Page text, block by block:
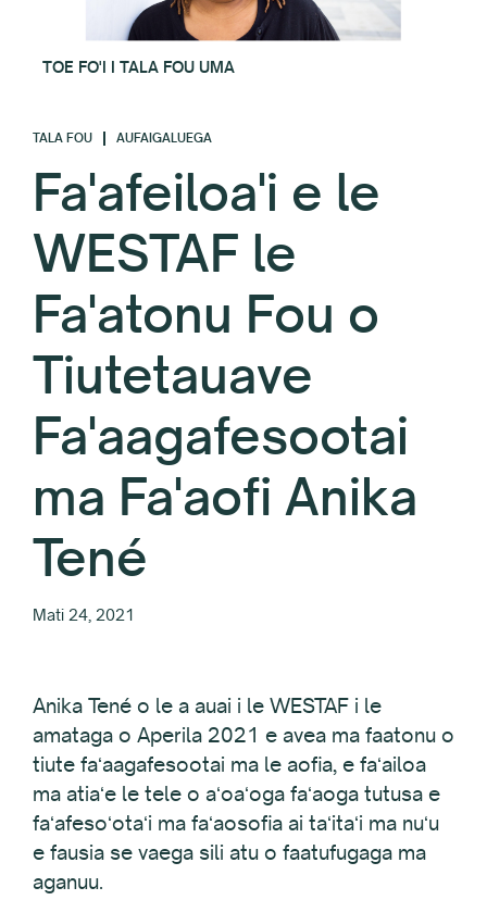
TOE FO'I I TALA FOU UMA
TALA FOU AUFAIGALUEGA
Fa'afeiloa'i e le
WESTAF le
Fa'atonu Fou o
Tiutetauave
Fa'aagafesootai
ma Fa'aofi Anika
Tené
Mati 24, 2021
Anika Tené o le a auai i le WESTAF i le
amataga o Aperila 2021 e avea ma faatonu o
tiute faʻaagafesootai ma le aofia, e faʻailoa
ma atiaʻe le tele o aʻoaʻoga faʻaoga tutusa e
faʻafesoʻotaʻi ma faʻaosofia ai taʻitaʻi ma nuʻu
e fausia se vaega sili atu o faatufugaga ma
aganuu.